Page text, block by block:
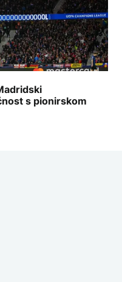
s pionirskom